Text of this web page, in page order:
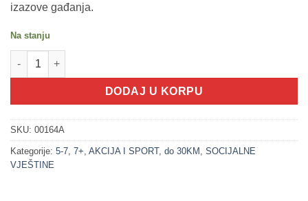
izazove gađanja.
Na stanju
200204 Samostrijel sa 6 pjenastih loptica + 6 pjenastih meta
DODAJ U KORPU
SKU: 00164A
Kategorije: 5-7 7+ AKCIJA I SPORT, do 30KM
SOCIJALNE
VJEŠTINE